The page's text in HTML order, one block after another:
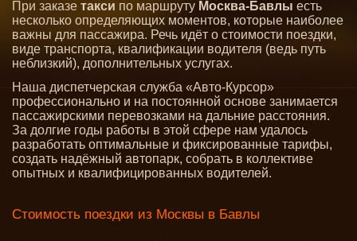
При заказе такси по маршруту Москва-Бавлы есть
несколько определяющих моментов, которые наиболее
важны для пассажира. Речь идёт о стоимости поездки,
виде транспорта, квалификации водителя (ведь путь
неблизкий), дополнительных услугах.
Наша диспетчерская служба «Авто-Курсор»
профессионально и на постоянной основе занимается
пассажирскими перевозками на дальние расстояния.
За долгие годы работы в этой сфере нам удалось
разработать оптимальные и фиксированные тарифы,
создать надёжный автопарк, собрать в коллективе
опытных и квалифицированных водителей.
Стоимость поездки из Москвы в Бавлы